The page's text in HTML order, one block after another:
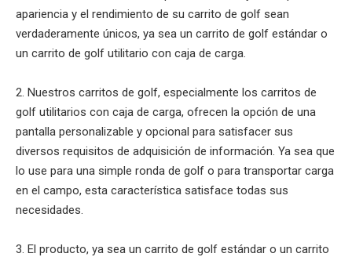
apariencia y el rendimiento de su carrito de golf sean
verdaderamente únicos, ya sea un carrito de golf estándar o
un carrito de golf utilitario con caja de carga.
2. Nuestros carritos de golf, especialmente los carritos de
golf utilitarios con caja de carga, ofrecen la opción de una
pantalla personalizable y opcional para satisfacer sus
diversos requisitos de adquisición de información. Ya sea que
lo use para una simple ronda de golf o para transportar carga
en el campo, esta característica satisface todas sus
necesidades.
3. El producto, ya sea un carrito de golf estándar o un carrito